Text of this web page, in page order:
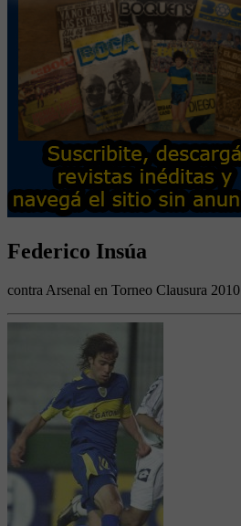
Federico Insúa
contra Arsenal en Torneo Clausura 2010